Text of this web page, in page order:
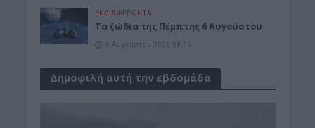
ΕΝΔΙΑΦΕΡΟΝΤΑ
Tα ζώδια της Πέμπτης 6 Αυγούστου
6 Αυγούστου 2026 08:06
Δημοφιλή αυτή την εβδομάδα